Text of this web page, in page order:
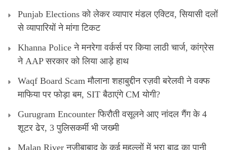
Punjab Elections को लेकर व्यापार मंडल एक्टिव, सियासी दलों
से व्यापारियों ने मांगा टिकट
Khanna Police ने मनरेगा वर्कर्स पर किया लाठी चार्ज, कांग्रेस
ने AAP सरकार को लिया आड़े हाथ
Waqf Board Scam मौलाना शहाबुद्दीन रज़वी बरेलवी ने वक्फ
माफिया पर फोड़ा बम, SIT बैठाएंगे CM योगी?
Gurugram Encounter फिरौती वसूलने आए नांदल गैंग के 4
शूटर ढेर, 3 पुलिसकर्मी भी जख्मी
Malan River नजीबाबाद के कई मुहल्लों में भरा बाढ़ का पानी